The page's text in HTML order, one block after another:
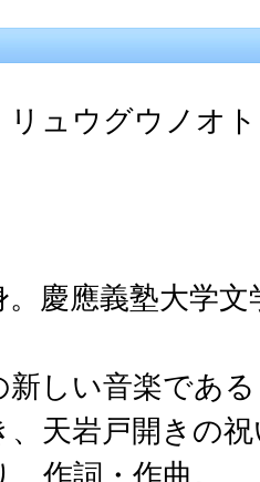
ュウグウノオ
。慶應義塾大学文
新しい音楽であ
、天岩戸開きの
作詞・作曲。